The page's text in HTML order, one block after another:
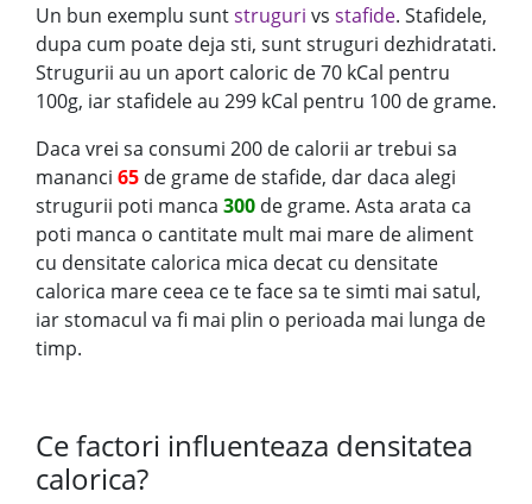
Un bun exemplu suntstruguri vs stafide. Stafidele,
dupa cum poate deja sti, sunt struguri dezhidratati.
Strugurii au un aport caloric de 70 kCal pentru
100g, iar stafidele au 299 kCal pentru 100 de grame.
Daca vrei sa consumi 200 de calorii ar trebui sa
mananci 65 de grame de stafide, dar daca alegi
strugurii poti manca 300 de grame. Asta arata ca
poti manca o cantitate mult mai mare de aliment
cu densitate calorica mica decat cu densitate
calorica mare ceea ce te face sa te simti mai satul,
iar stomacul va fi mai plin o perioada mai lunga de
timp.
Ce factori influenteaza densitatea
calorica?